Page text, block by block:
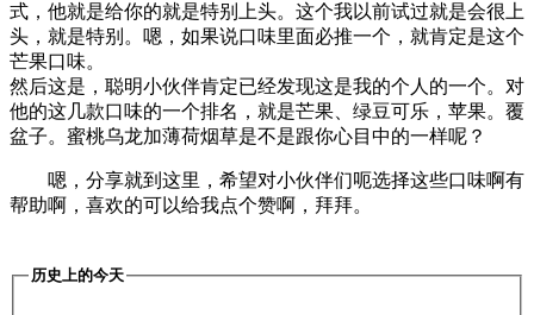
式，他就是给你的就是特别上头。这个我以前试过就是会很上
头，就是特别。嗯，如果说口味里面必推一个，就肯定是这个
芒果口味。
然后这是，聪明小伙伴肯定已经发现这是我的个人的一个。对
他的这几款口味的一个排名，就是芒果、绿豆可乐，苹果。覆
盆子。蜜桃乌龙加薄荷烟草是不是跟你心目中的一样呢？
嗯，分享就到这里，希望对小伙伴们呃选择这些口味啊有
帮助啊，喜欢的可以给我点个赞啊，拜拜。
历史上的今天